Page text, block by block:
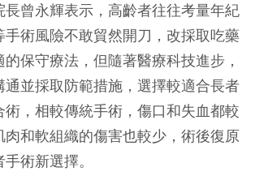
長曾永輝表示，高齡者往往考量年紀
手術風險不敢貿然開刀，改採取吃藥
保守療法，但隨著醫療科技進步，
通並採取防範措施，選擇較適合長者
術，相較傳統手術，傷口和失血都較
肉和軟組織的傷害也較少，術後復原
術新選擇。